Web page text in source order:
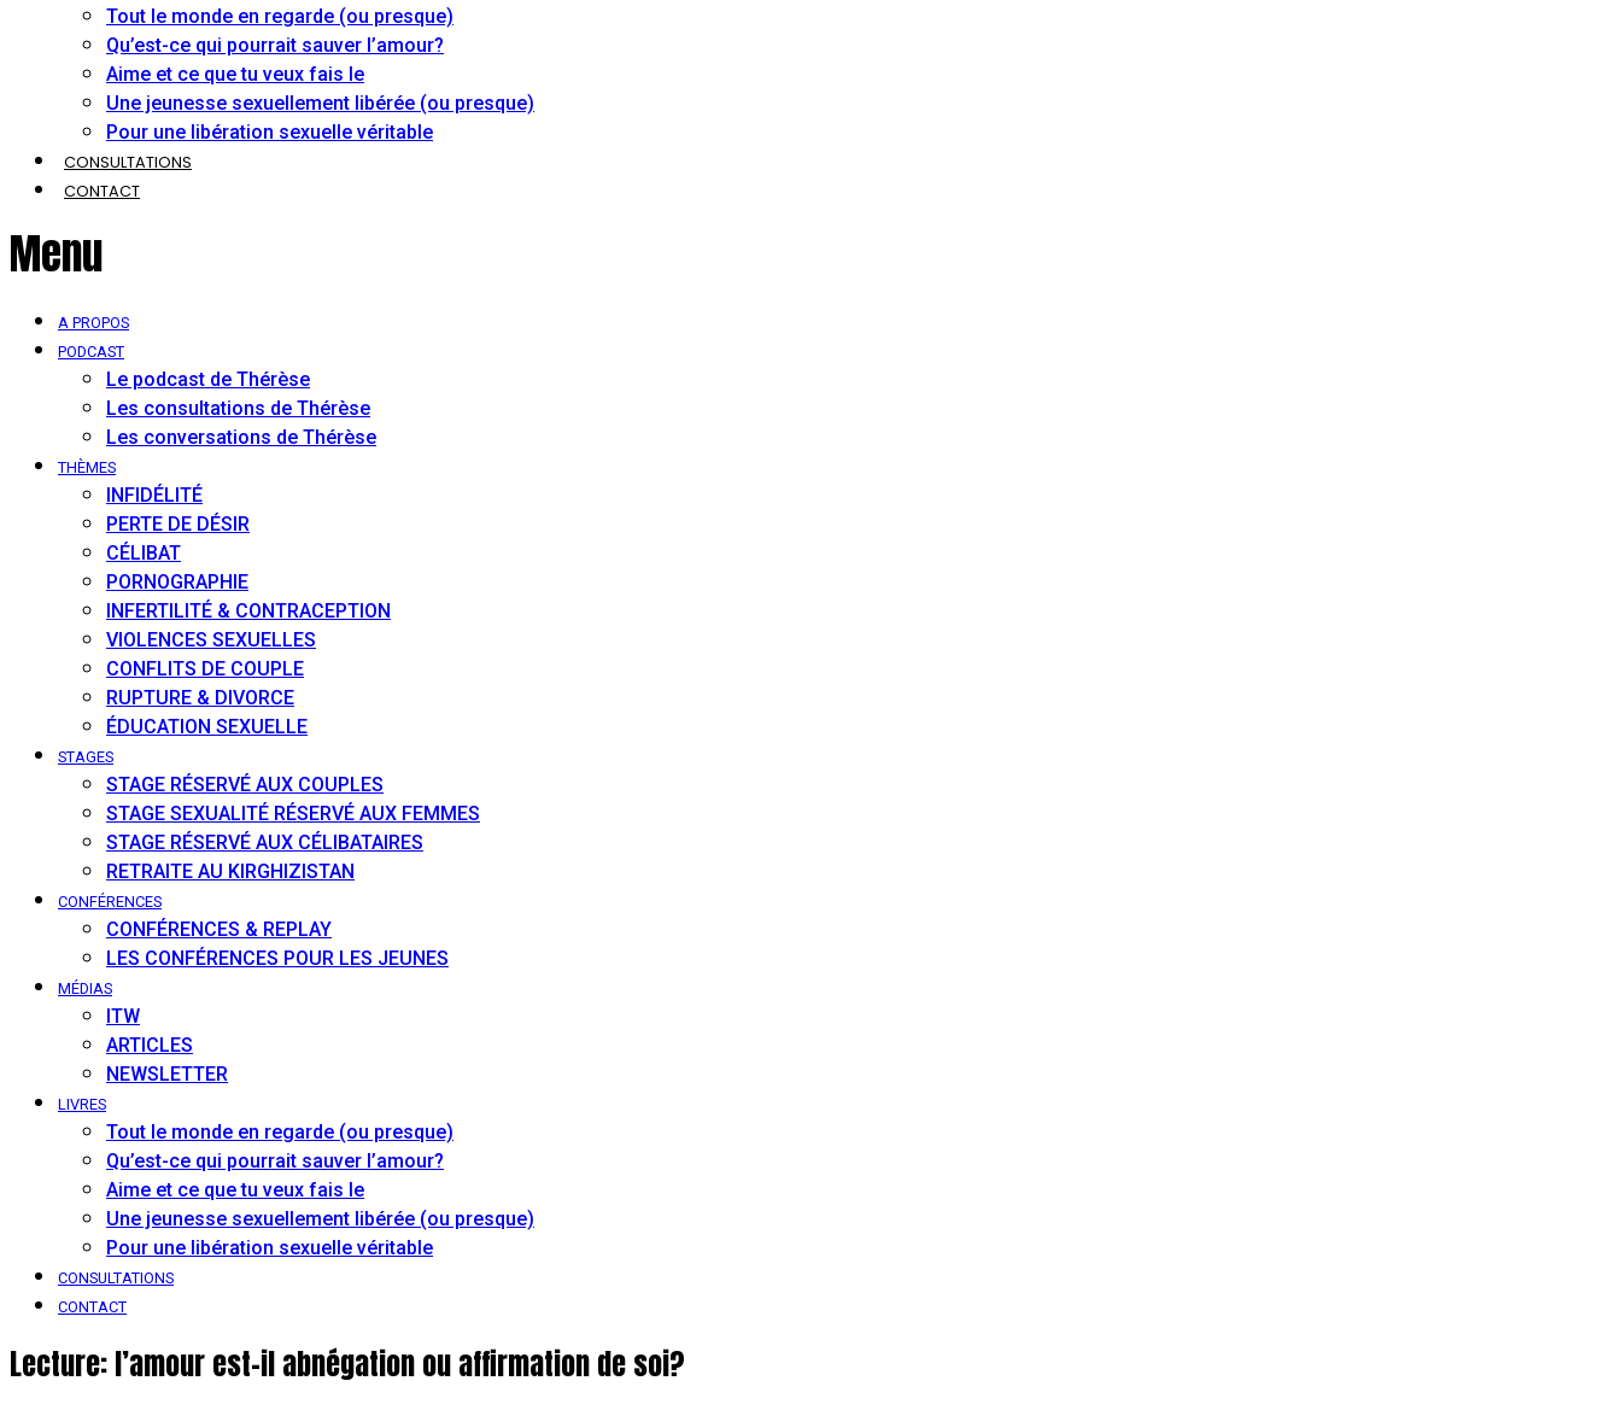
Tout le monde en regarde (ou presque)
Qu’est-ce qui pourrait sauver l’amour?
Aime et ce que tu veux fais le
Une jeunesse sexuellement libérée (ou presque)
Pour une libération sexuelle véritable
CONSULTATIONS
CONTACT
Menu
A PROPOS
PODCAST
Le podcast de Thérèse
Les consultations de Thérèse
Les conversations de Thérèse
THÈMES
INFIDÉLITÉ
PERTE DE DÉSIR
CÉLIBAT
PORNOGRAPHIE
INFERTILITÉ & CONTRACEPTION
VIOLENCES SEXUELLES
CONFLITS DE COUPLE
RUPTURE & DIVORCE
ÉDUCATION SEXUELLE
STAGES
STAGE RÉSERVÉ AUX COUPLES
STAGE SEXUALITÉ RÉSERVÉ AUX FEMMES
STAGE RÉSERVÉ AUX CÉLIBATAIRES
RETRAITE AU KIRGHIZISTAN
CONFÉRENCES
CONFÉRENCES & REPLAY
LES CONFÉRENCES POUR LES JEUNES
MÉDIAS
ITW
ARTICLES
NEWSLETTER
LIVRES
Tout le monde en regarde (ou presque)
Qu’est-ce qui pourrait sauver l’amour?
Aime et ce que tu veux fais le
Une jeunesse sexuellement libérée (ou presque)
Pour une libération sexuelle véritable
CONSULTATIONS
CONTACT
Lecture: l’amour est-il abnégation ou affirmation de soi?